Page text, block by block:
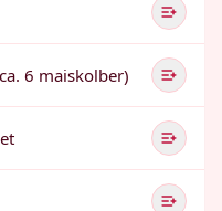
6 maiskolber)